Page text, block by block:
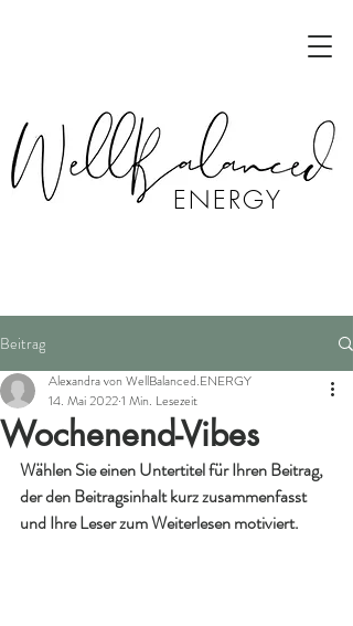
ENERGY
Beitrag
Wochenend-Vibes
Alexandra von WellBalanced.ENERGY
14. Mai 20221 Min. Lesezeit
Wählen Sie einen Untertitel für Ihren Beitrag,
der den Beitragsinhalt kurz zusammenfasst
und Ihre Leser zum Weiterlesen motiviert.